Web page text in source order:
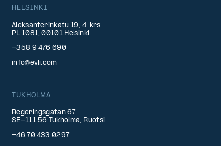
HELSINKI
Aleksanterinkatu 19, 4. krs
PL 1081, 00101 Helsinki
+358 9 476 690
info@evli.com
TUKHOLMA
Regeringsgatan 67
SE-111 56 Tukholma, Ruotsi
+46 70 433 0297